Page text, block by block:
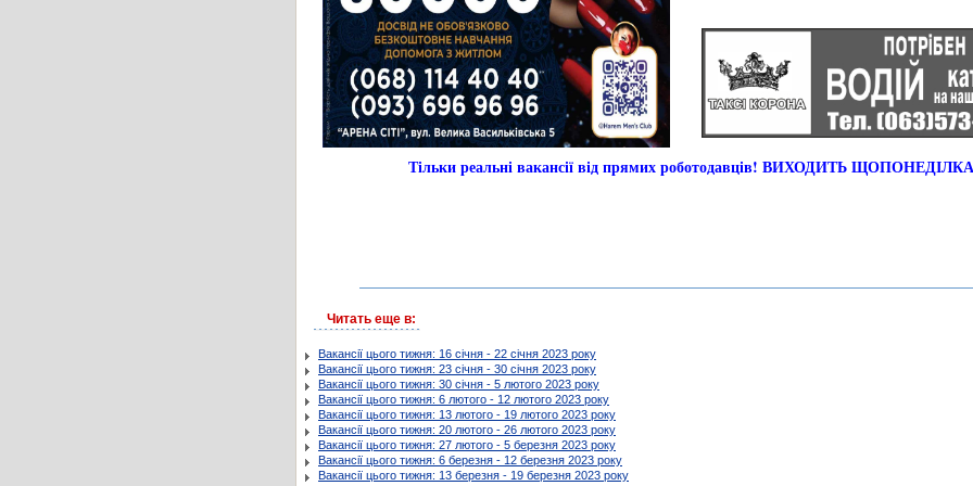
Тільки реальні вакансії від прямих роботодавців! ВИХОДИТЬ ЩОПОНЕДІЛКА
Читать еще в:
Вакансії цього тижня: 16 січня - 22 січня 2023 року
Вакансії цього тижня: 23 січня - 30 січня 2023 року
Вакансії цього тижня: 30 січня - 5 лютого 2023 року
Вакансії цього тижня: 6 лютого - 12 лютого 2023 року
Вакансії цього тижня: 13 лютого - 19 лютого 2023 року
Вакансії цього тижня: 20 лютого - 26 лютого 2023 року
Вакансії цього тижня: 27 лютого - 5 березня 2023 року
Вакансії цього тижня: 6 березня - 12 березня 2023 року
Вакансії цього тижня: 13 березня - 19 березня 2023 року